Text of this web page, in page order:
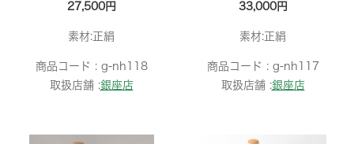
27,500円
素材:正絹
商品コード : g-nh118
取扱店舗 :銀座店
33,000円
素材:正絹
商品コード : g-nh117
取扱店舗 :銀座店